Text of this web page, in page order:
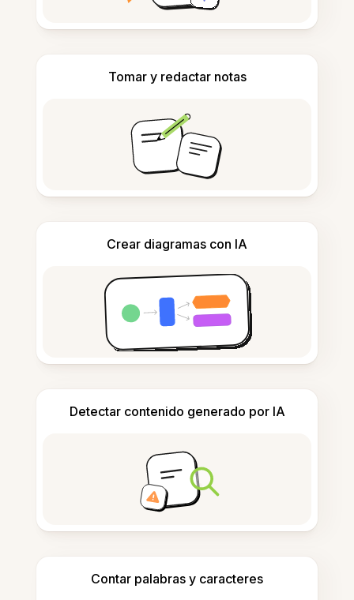
Tomar y redactar notas
Crear diagramas con IA
Detectar contenido generado por IA
Contar palabras y caracteres